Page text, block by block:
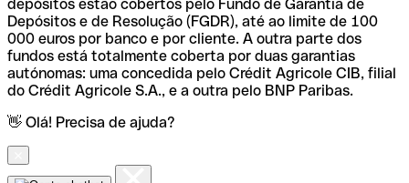
depósitos estão cobertos pelo Fundo de Garantia de
Depósitos e de Resolução (FGDR), até ao limite de 100
000 euros por banco e por cliente. A outra parte dos
fundos está totalmente coberta por duas garantias
autónomas: uma concedida pelo Crédit Agricole CIB, filial
do Crédit Agricole S.A., e a outra pelo BNP Paribas.
👋 Olá! Precisa de ajuda?